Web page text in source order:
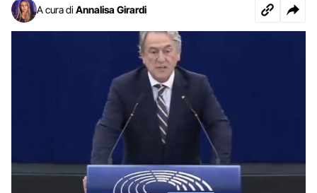
A cura di Annalisa Girardi